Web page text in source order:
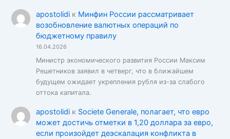
apostolidiк Минфин России рассматривает
возобновление валютных операций по
бюджетному правилу
16.04.2026
Министр экономического развития России Максим
Решетников заявил в четверг, что в ближайшем
будущем ожидает укрепления рубля из-за слабого
оттока капитала.
apostolidiк Societe Generale, полагает, что евро
может достичь отметки в 1,20 доллара за евро,
если произойдет деэскалация конфликта в